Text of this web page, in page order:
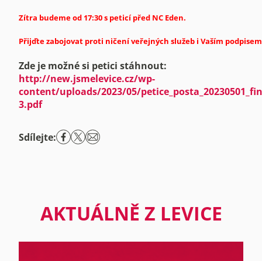
Zítra budeme od 17:30 s peticí před NC Eden.
Přijďte zabojovat proti ničení veřejných služeb i Vaším
Zde je možné si petici stáhnout:
http://new.jsmelevice.cz/wp-
content/uploads/2023/05/
3.pdf
Sdílejte:
AKTUÁLNĚ Z LEVICE